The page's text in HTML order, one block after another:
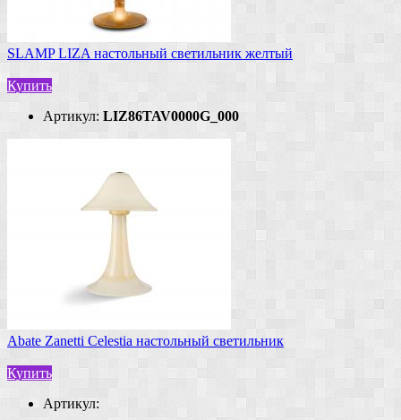
SLAMP LIZA настольный светильник желтый
Купить
Артикул: LIZ86TAV0000G_000
Abate Zanetti Celestia настольный светильник
Купить
Артикул: